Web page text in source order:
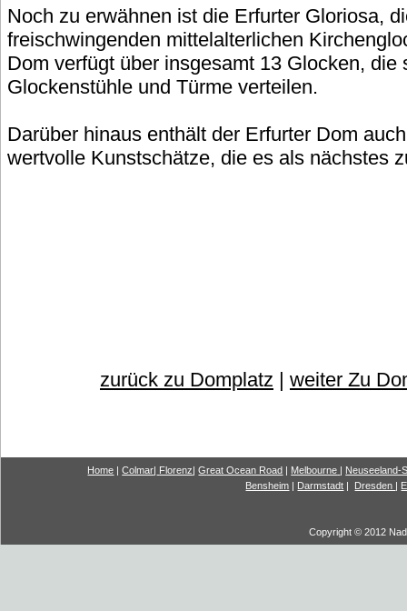
Noch zu erwähnen ist die Erfurter Gloriosa,
freischwingenden mittelalterlichen
Dom verfügt über insgesamt 13 Glocken, die
Glockenstühle und Türme verteilen.
Darüber hinaus enthält der Erfurter Dom
wertvolle Kunstschätze, die es als nächstes
zurück zu Domplatz | weiter Zu
Home |Colmar| Florenz|Great Ocean Road | Melbourne | Neuseeland-
Bensheim | Darmstadt | Dresden |
Copyright © 2012